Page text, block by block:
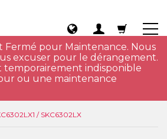
pour Maintenance. Nous
excuser pour le dérangement.
temporairement indisponible
ou une maintenance
/ SKC6302LX